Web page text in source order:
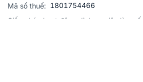
Mã số thuế: 1801754466
Giấy phép hoạt động dịch vụ việc làm số: